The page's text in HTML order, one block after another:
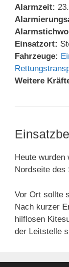
Alarmzeit:
Einsatzort:
Fahrzeuge:
Weitere
Heute wurden
Nordseite des
Vor Ort sollte
Nach kurzer
hilflosen
der Leitstelle